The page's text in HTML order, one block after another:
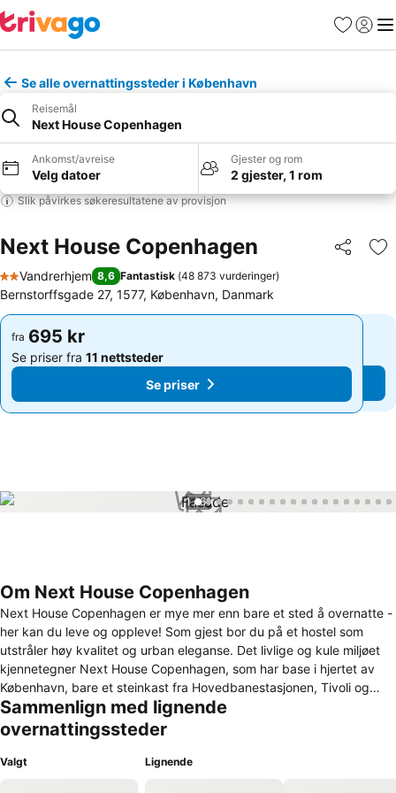
Favoritter
Logg
Se alle overnattingssteder i København
Reisemål
Next House Copenhagen
Ankomst/avreise
Velg datoer
Gjester og rom
2 gjester, 1 rom
Slik påvirkes søkeresultatene av provisjon
Next House Copenhagen Del
2 Stjerner
Vandrerhjem 8,6 Fantastisk (48 873 vurderinger)
Bernstorffsgade 27, 1577, København, Danmark
fra 695 kr
Se priser fra 11 nettsteder
Se priser
fra 695 kr
Se priser fra 11 nettsteder
Se priser
1 / 61
Om Next House Copenhagen
Next House Copenhagen er mye mer enn bare et sted å overnatte -
her kan du leve og oppleve! Som gjest bor du på et hostel som
utstråler høy kvalitet og urban eleganse. Det livlige og kule miljøet
kjennetegner Next House Copenhagen, som har base i hjertet av
København, bare et steinkast fra Hovedbanestasjonen, Tivoli og
Københavns havnefront. Next House Copenhagen har 433 rom og 1
667 senger, pizzabuffé, 4 barer, felleskjøkken, kino,
innendørsstasjon, treningssenter, yoga, takterrasse og mye mer! Vi
har nøye utviklet hvert eneste område for å sikre at du får en unik
Sammenlign med lignende
overnattingssteder
Valgt Lignende